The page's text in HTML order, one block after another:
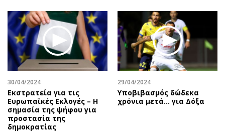
Περιβάλλον
Ελλάδα
Κόσμος
Παράξενα
Πολιτισμός
Θέατρο-Χορός
Μουσική
Εικαστικά
Ταξίδια
Συνταγές
Έξοδος
Media
Εκπομπές
Wine routes
Podcasts
30/04/2024
Εκστρατεία για τις
Eυρωπαϊκές Eκλογές – Η
σημασία της ψήφου για
προστασία της
δημοκρατίας
29/04/2024
Υποβιβασμός δώδεκα
χρόνια μετά... για Δόξα